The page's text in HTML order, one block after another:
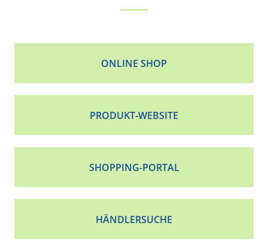
ONLINE SHOP
PRODUKT-WEBSITE
SHOPPING-PORTAL
HÄNDLERSUCHE